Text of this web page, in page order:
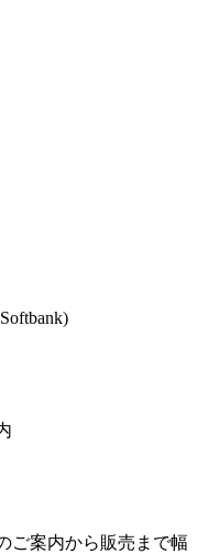
ご案内から販売まで幅